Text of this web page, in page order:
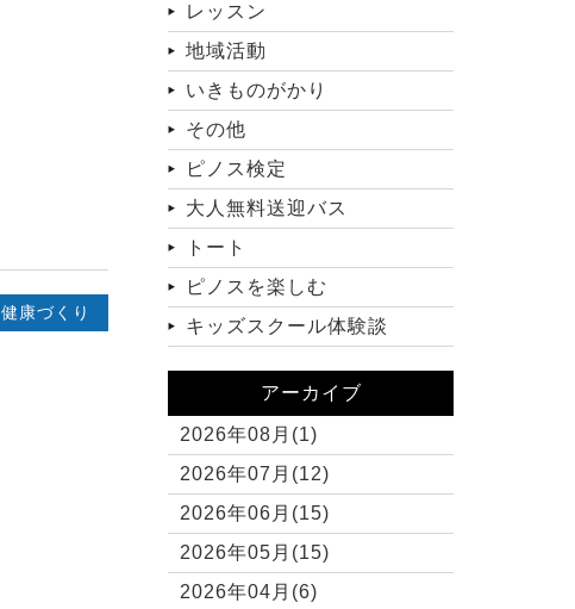
健康づくり
レッスン
地域活動
いきものがかり
その他
ピノス検定
大人無料送迎バス
トート
ピノスを楽しむ
キッズスクール体験談
アーカイブ
2026年08月(1)
2026年07月(12)
2026年06月(15)
2026年05月(15)
2026年04月(6)